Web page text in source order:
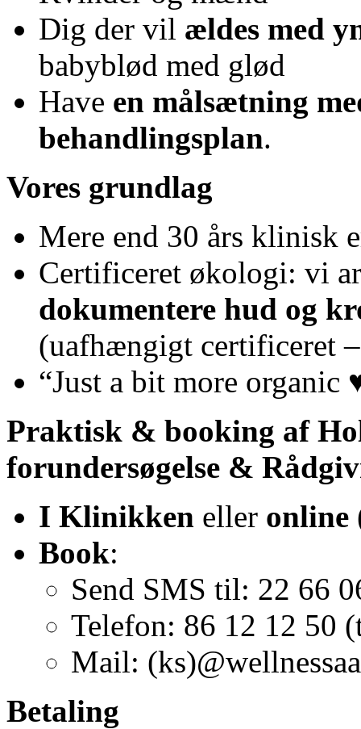
Dig der vil ældes med
babyblød med glød
Have en målsætning
behandlingsplan.
Vores grundlag
Mere end 30 års klinisk
Certificeret økologi: vi
dokumentere hud og
(uafhængigt certificeret
“Just a bit more organic
Praktisk & booking af
forundersøgelse &
I Klinikken eller online
Book:
Send SMS til: 22 66
Telefon: 86 12 12 50
Mail:
Betaling